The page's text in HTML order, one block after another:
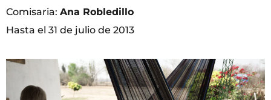
Comisaria: Ana Robledillo
Hasta el 31 de julio de 2013